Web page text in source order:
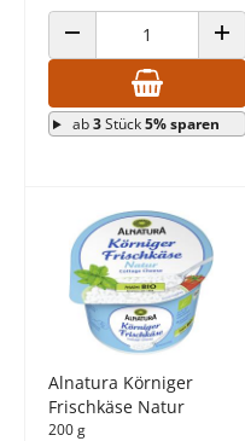
ANZAHL VERRINGERN
ab3Stück5% sparen
Alnatura Körniger
Frischkäse Natur
200 g